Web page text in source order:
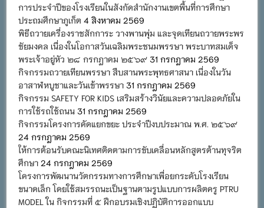
การประจำปีของโรงเรียนในสังกัดสำนักงานเขตพื้นที่การศึกษา
ประถมศึกษาภูเก็ต 4 สิงหาคม 2569
พิธีถวายเครื่องราชสักการะ วางพานพุ่ม และจุดเทียนถวายพระพร
ชัยมงคล เนื่องในโอกาสวันเฉลิมพระชนมพรรษา พระบาทสมเด็จ
พระเจ้าอยู่หัว ๒๘ กรกฎาคม ๒๕๖๙ 31 กรกฎาคม 2569
กิจกรรมถวายเทียนพรรษา สืบสานพระพุทธศาสนา เนื่องในวัน
อาสาฬหบูชาและวันเข้าพรรษา 31 กรกฎาคม 2569
กิจกรรม SAFETY FOR KIDS เสริมสร้างวินัยและความปลอดภัยใน
การใช้รถใช้ถนน 31 กรกฎาคม 2569
กิจกรรมโครงการคัดแยกขยะ ประจำปีงบประมาณ พ.ศ. ๒๕๖๙
24 กรกฎาคม 2569
ให้การต้อนรับคณะนิเทศติดตามการขับเคลื่อนหลักสูตรต้านทุจริต
ศึกษา 24 กรกฎาคม 2569
โครงการพัฒนานวัตกรรมทางการศึกษาเพื่อยกระดับโรงเรียน
ขนาดเล็ก โดยใช้สมรรถนะเป็นฐานตามรูปแบบการผลิตครู PTRU
MODEL ใน กิจกรรมที่ ๕ ฝึกอบรมเชิงปฏิบัติการออกแบบ